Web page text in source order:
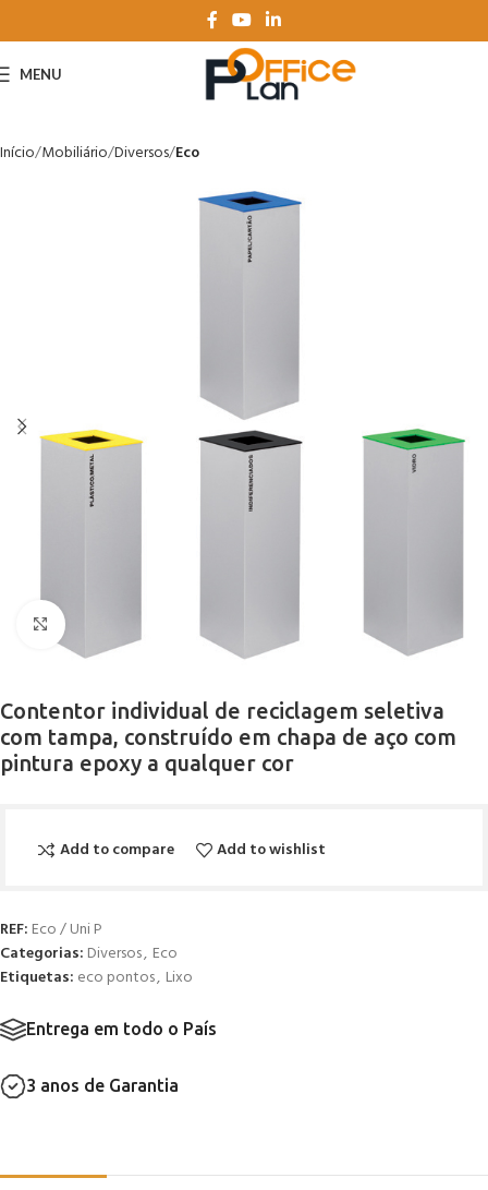
MENU
Início Mobiliário Diversos Eco
Click to enlarge
Contentor individual de reciclagem seletiva
com tampa, construído em chapa de aço com
pintura epoxy a qualquer cor
Add to compare Add to wishlist
REF: Eco / Uni P
Categorias: Diversos, Eco
Etiquetas: eco pontos, Lixo
Entrega em todo o País
3 anos de Garantia